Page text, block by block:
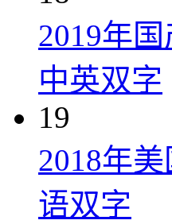
2019年
中英双字
19
2018年
语双字